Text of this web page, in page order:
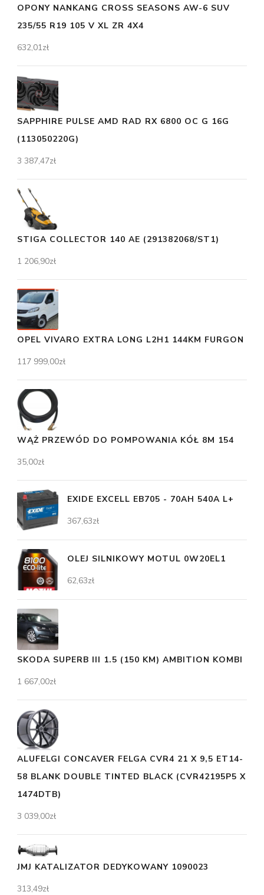
OPONY NANKANG CROSS SEASONS AW-6 SUV
235/55 R19 105 V XL ZR 4X4
632,01zł
SAPPHIRE PULSE AMD RAD RX 6800 OC G 16G
(113050220G)
3 387,47zł
STIGA COLLECTOR 140 AE (291382068/ST1)
1 206,90zł
OPEL VIVARO EXTRA LONG L2H1 144KM FURGON
117 999,00zł
WĄŻ PRZEWÓD DO POMPOWANIA KÓŁ 8M 154
35,00zł
EXIDE EXCELL EB705 - 70AH 540A L+
367,63zł
OLEJ SILNIKOWY MOTUL 0W20EL1
62,63zł
SKODA SUPERB III 1.5 (150 KM) AMBITION KOMBI
1 667,00zł
ALUFELGI CONCAVER FELGA CVR4 21 X 9,5 ET14-
58 BLANK DOUBLE TINTED BLACK (CVR42195P5 X
1474DTB)
3 039,00zł
JMJ KATALIZATOR DEDYKOWANY 1090023
313,49zł